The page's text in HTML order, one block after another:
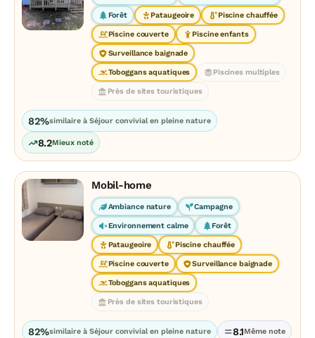
Forêt Pataugeoire Piscine chauffée
Piscine couverte Piscine enfants
Surveillance baignade
Toboggans aquatiques Piscines multiples
Près de sites touristiques
82%similaire à Séjour convivial en pleine nature
8.2Mieux noté
Mobil-home
Ambiance nature Campagne
Environnement calme Forêt
Pataugeoire Piscine chauffée
Piscine couverte Surveillance baignade
Toboggans aquatiques
Près de sites touristiques
82%similaire à Séjour convivial en pleine nature 8.1Même note